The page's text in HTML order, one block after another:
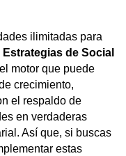
ilimitadas para
Estrategias de Social
motor que puede
crecimiento,
el respaldo de
en verdaderas
Así que, si buscas
estas